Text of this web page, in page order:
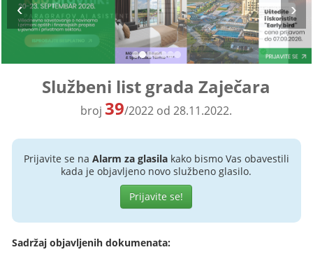
Službeni list grada Zaječara
broj 39/2022 od 28.11.2022.
Prijavite se na Alarm za glasilakako bismo Vas obavestili
kada je objavljeno novo službeno glasilo.
Prijavite se!
Sadržaj objavljenih dokumenata: